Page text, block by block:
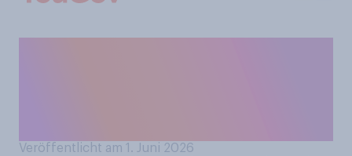
Veröffentlicht am 1. Juni 2026